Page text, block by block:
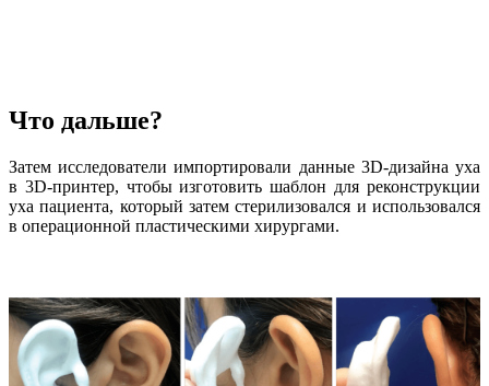
Что дальше?
Затем исследователи импортировали данные 3D-дизайна уха
в 3D-принтер, чтобы изготовить шаблон для реконструкции
уха пациента, который затем стерилизовался и использовался
в операционной пластическими хирургами.